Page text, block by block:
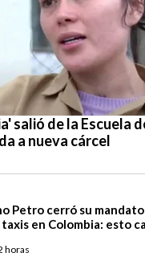
salió de la Escuela
a nueva cárcel
Petro cerró su
taxis en Colombia: esto
horas